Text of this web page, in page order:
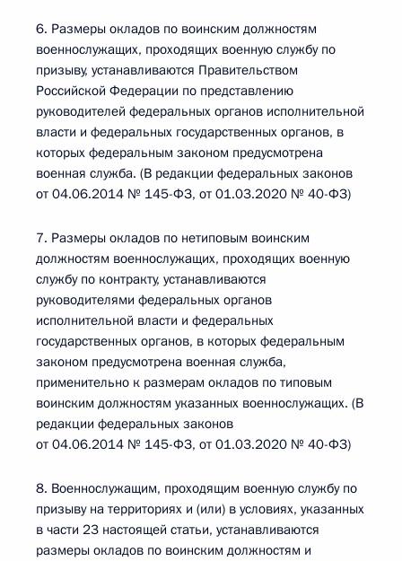
6. Размеры окладов по воинским должностям
военнослужащих, проходящих военную службу по
призыву, устанавливаются Правительством
Российской Федерации по представлению
руководителей федеральных органов исполнительной
власти и федеральных государственных органов, в
которых федеральным законом предусмотрена
военная служба. (В редакции федеральных законов
от 04.06.2014 № 145-ФЗ, от 01.03.2020 № 40-ФЗ)
7. Размеры окладов по нетиповым воинским
должностям военнослужащих, проходящих военную
службу по контракту, устанавливаются
руководителями федеральных органов
исполнительной власти и федеральных
государственных органов, в которых федеральным
законом предусмотрена военная служба,
применительно к размерам окладов по типовым
воинским должностям указанных военнослужащих. (В
редакции федеральных законов
от 04.06.2014 № 145-ФЗ, от 01.03.2020 № 40-ФЗ)
8. Военнослужащим, проходящим военную службу по
призыву на территориях и (или) в условиях, указанных
в части 23 настоящей статьи, устанавливаются
размеры окладов по воинским должностям и